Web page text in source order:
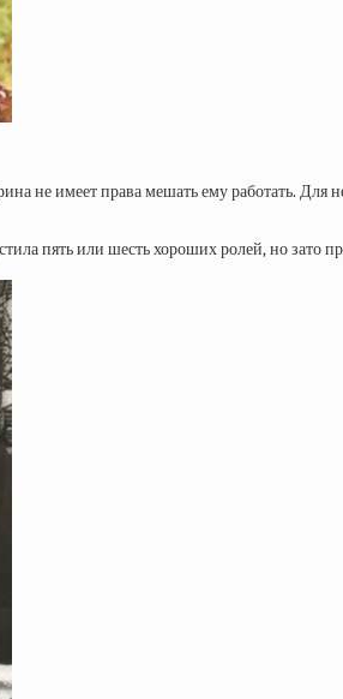
имеет права мешать ему работать. Для
пять или шесть хороших ролей, но зато